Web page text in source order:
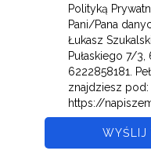
Polityką
Pani/Pana
Łukasz
Pułaskiego 7/
6222858181.
znajdziesz pod:
https://
WYŚLIJ